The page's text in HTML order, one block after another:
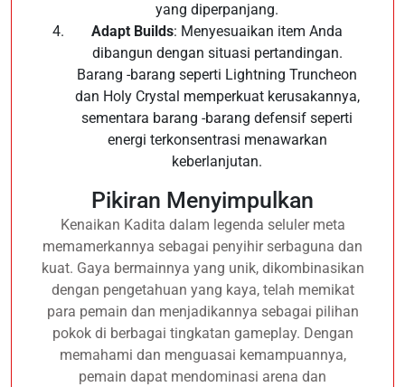
yang diperpanjang.
Adapt Builds: Menyesuaikan item Anda
dibangun dengan situasi pertandingan.
Barang -barang seperti Lightning Truncheon
dan Holy Crystal memperkuat kerusakannya,
sementara barang -barang defensif seperti
energi terkonsentrasi menawarkan
keberlanjutan.
Pikiran Menyimpulkan
Kenaikan Kadita dalam legenda seluler meta
memamerkannya sebagai penyihir serbaguna dan
kuat. Gaya bermainnya yang unik, dikombinasikan
dengan pengetahuan yang kaya, telah memikat
para pemain dan menjadikannya sebagai pilihan
pokok di berbagai tingkatan gameplay. Dengan
memahami dan menguasai kemampuannya,
pemain dapat mendominasi arena dan